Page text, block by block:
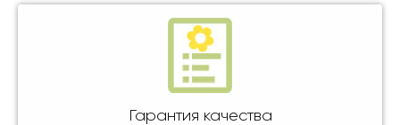
Гарантия качества